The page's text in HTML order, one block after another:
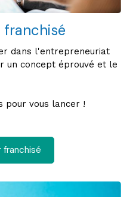
franchisé
dans l'entrepreneuriat
un concept éprouvé et le
pour vous lancer !
franchisé